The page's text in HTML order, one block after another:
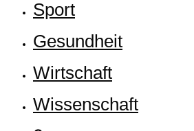
Sport
Gesund­heit
Wirt­schaft
Wis­sen­schaft